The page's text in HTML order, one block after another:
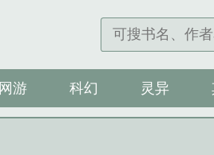
网游 科幻 灵异